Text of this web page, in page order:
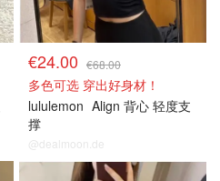
€24.00 €68.00
多色可选 穿出好身材！
lululemon Align 背心 轻度支
撑
@dealmoon.de